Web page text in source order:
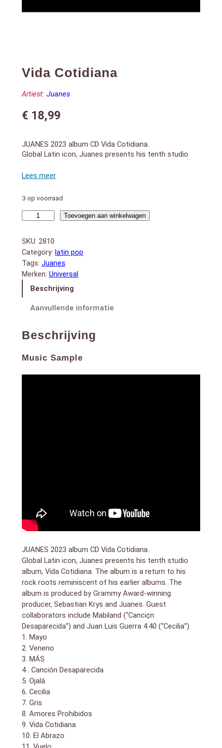
Vida Cotidiana
Artiest: Juanes
€18,99
JUANES 2023 album CD Vida Cotidiana.
Global Latin icon, Juanes presents his tenth studio
rock roots reminiscent of his earlier albums. The
producer, Sebastian Krys and Juanes. Guest
collaborators include Mabiland (“Canci¢n
Desaparecida”) and Juan Luis Guerra 4.40 (“Cecilia”).
1. Mayo
3. MÁS
4 . Canción Desaparecida
5. Ojalá
6. Cecilia
8. Amores Prohibidos
9. Vida Cotidiana
10. El Abrazo
3 op voorraad
aantal
Toevoegen aan winkelwagen
SKU: 2810
Category: latin pop
Tags: Juanes
Merken: Universal
Beschrijving
Aanvullende informatie
Beschrijving
Music Sample
JUANES 2023 album CD Vida Cotidiana.
Global Latin icon, Juanes presents his tenth studio
album, Vida Cotidiana. The album is a return to his
rock roots reminiscent of his earlier albums. The
album is produced by Grammy Award-winning
producer, Sebastian Krys and Juanes. Guest
collaborators include Mabiland (“Canci¢n
Desaparecida”) and Juan Luis Guerra 4.40 (“Cecilia”).
1. Mayo
2. Veneno
3. MÁS
4 . Canción Desaparecida
5. Ojalá
6. Cecilia
7. Gris
8. Amores Prohibidos
9. Vida Cotidiana
10. El Abrazo